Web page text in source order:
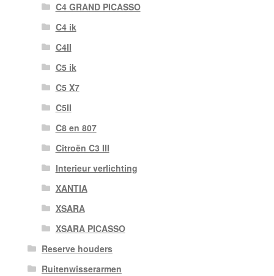
C4 GRAND PICASSO
C4 ik
C4II
C5 ik
C5 X7
C5II
C8 en 807
Citroën C3 III
Interieur verlichting
XANTIA
XSARA
XSARA PICASSO
Reserve houders
Ruitenwisserarmen